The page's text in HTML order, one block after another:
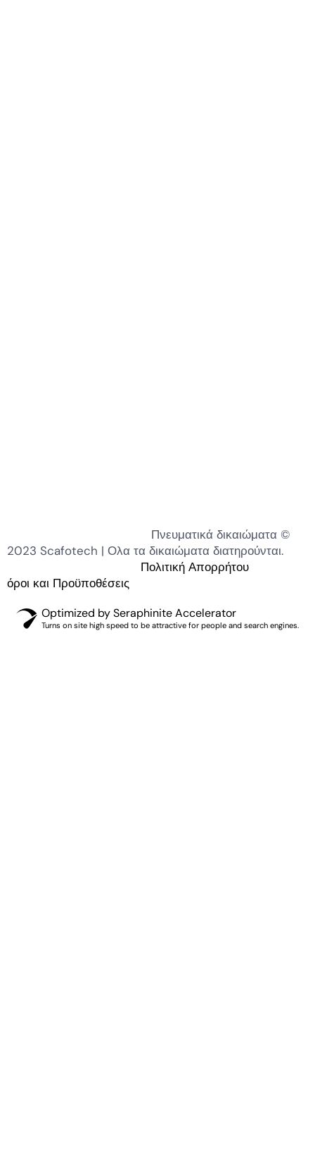
Πνευματικά δικαιώματα ©
2023 Scafotech | Ολα τα δικαιώματα διατηρούνται.
Πολιτική Απορρήτου
όροι και Προϋποθέσεις
Optimized by Seraphinite Accelerator
Turns on site high speed to be attractive for people and search engines.